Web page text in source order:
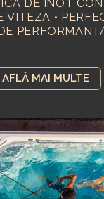
DE INOT
VITEZA •
AFLĂ MAI MULTE